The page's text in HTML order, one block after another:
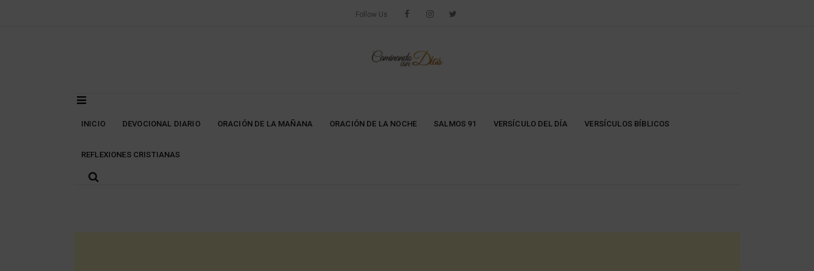
Follow Us
INICIO DEVOCIONAL DIARIO ORACIÓN DE LA MAÑANA ORACIÓN DE LA NOCHE SALMOS 91 VERSÍCULO DEL DÍA VERSÍCULOS BÍBLICOS
REFLEXIONES CRISTIANAS